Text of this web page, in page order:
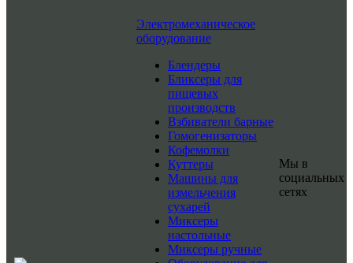
Электромеханическое
оборудование
Блендеры
Бликсеры для
пищевых
производств
Взбиватели барные
Гомогенизаторы
Кофемолки
Куттеры
Машины для
измельчения
сухарей
Миксеры
настольные
Миксеры ручные
Мы в
социальных
сетях